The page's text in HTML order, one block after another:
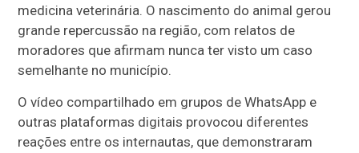
medicina veterinária. O nascimento do animal gerou
grande repercussão na região, com relatos de
moradores que afirmam nunca ter visto um caso
semelhante no município.
O vídeo compartilhado em grupos de WhatsApp e
outras plataformas digitais provocou diferentes
reações entre os internautas, que demonstraram